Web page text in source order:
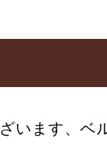
います、ベ